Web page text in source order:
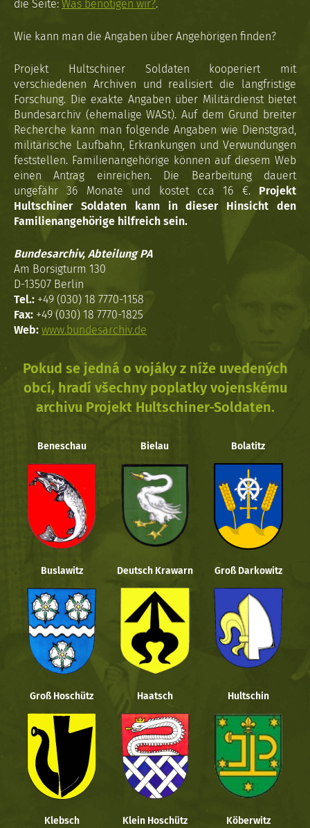
die Seite: Was benötigen wir?.
Wie kann man die Angaben über Angehörigen finden?
Projekt Hultschiner Soldaten kooperiert mit
verschiedenen Archiven und realisiert die langfristige
Forschung. Die exakte Angaben über Militärdienst bietet
Bundesarchiv (ehemalige WASt). Auf dem Grund breiter
Recherche kann man folgende Angaben wie Dienstgrad,
militärische Laufbahn, Erkrankungen und Verwundungen
feststellen. Familienangehörige können auf diesem Web
einen Antrag einreichen. Die Bearbeitung dauert
ungefähr 36 Monate und kostet cca 16 €. Projekt
Hultschiner Soldaten kann in dieser Hinsicht den
Familienangehörige hilfreich sein.
Bundesarchiv, Abteilung PA
Am Borsigturm 130
D-13507 Berlin
Tel.: +49 (030) 18 7770-1158
Fax: +49 (030) 18 7770-1825
Web: www.bundesarchiv.de
Pokud se jedná o vojáky z níže uvedených
obcí, hradí všechny poplatky vojenskému
archivu Projekt Hultschiner-Soldaten.
Beneschau Bielau Bolatitz
Buslawitz Deutsch Krawarn Groß Darkowitz
Groß Hoschütz Haatsch Hultschin
Klebsch Klein Hoschütz Köberwitz